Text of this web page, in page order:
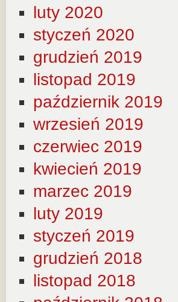
luty 2020
styczeń 2020
grudzień 2019
listopad 2019
październik 2019
wrzesień 2019
czerwiec 2019
kwiecień 2019
marzec 2019
luty 2019
styczeń 2019
grudzień 2018
listopad 2018